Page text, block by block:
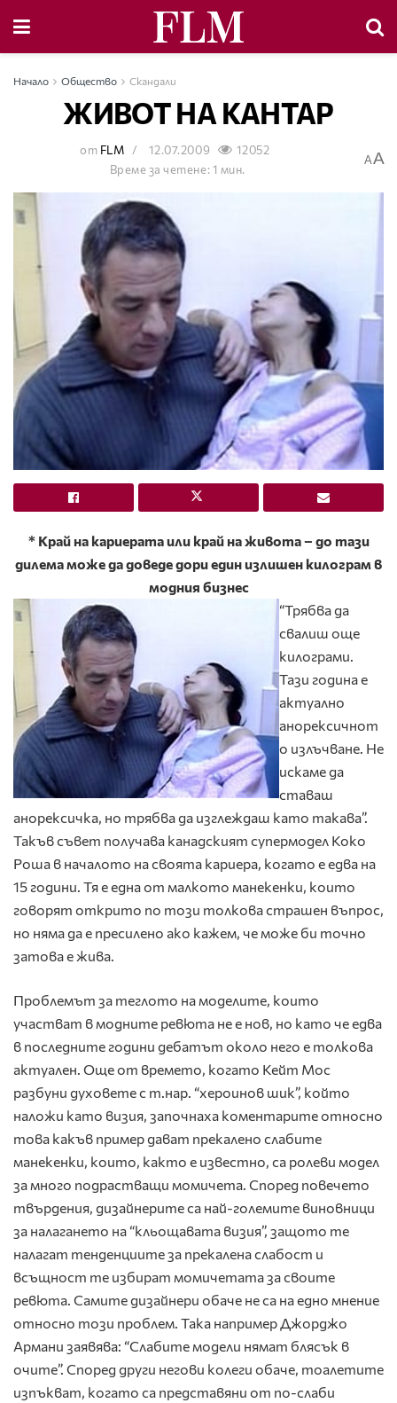
Начало Общество Скандали
ЖИВОТ НА КАНТАР
от FLM 12.07.2009
12052
Време за четене: 1 мин.
AA
* Край на кариерата или край на живота – до тази
дилема може да доведе дори един излишен килограм в
модния бизнес
“Трябва да
свалиш още
килограми.
Тази година е
актуално
анорексичнот
о излъчване. Не
искаме да
ставаш
анорексичка, но трябва да изглеждаш като такава”.
Такъв съвет получава канадският супермодел Коко
Роша в началото на своята кариера, когато е едва на
15 години. Тя е една от малкото манекенки, които
говорят открито по този толкова страшен въпрос,
но няма да е пресилено ако кажем, че може би точно
затова е жива.
Проблемът за теглото на моделите, които
участват в модните ревюта не е нов, но като че едва
в последните години дебатът около него е толкова
актуален. Още от времето, когато Кейт Мос
разбуни духовете с т.нар. “хероинов шик”, който
наложи като визия, започнаха коментарите относно
това какъв пример дават прекалено слабите
манекенки, които, както е известно, са ролеви модел
за много подрастващи момичета. Според повечето
твърдения, дизайнерите са най-големите виновници
за налагането на “кльощавата визия”, защото те
налагат тенденциите за прекалена слабост и
всъщност те избират момичетата за своите
ревюта. Самите дизайнери обаче не са на едно мнение
относно този проблем. Така например Джорджо
Армани заявява: “Слабите модели нямат блясък в
очите”. Според други негови колеги обаче, тоалетите
изпъкват, когато са представяни от по-слаби